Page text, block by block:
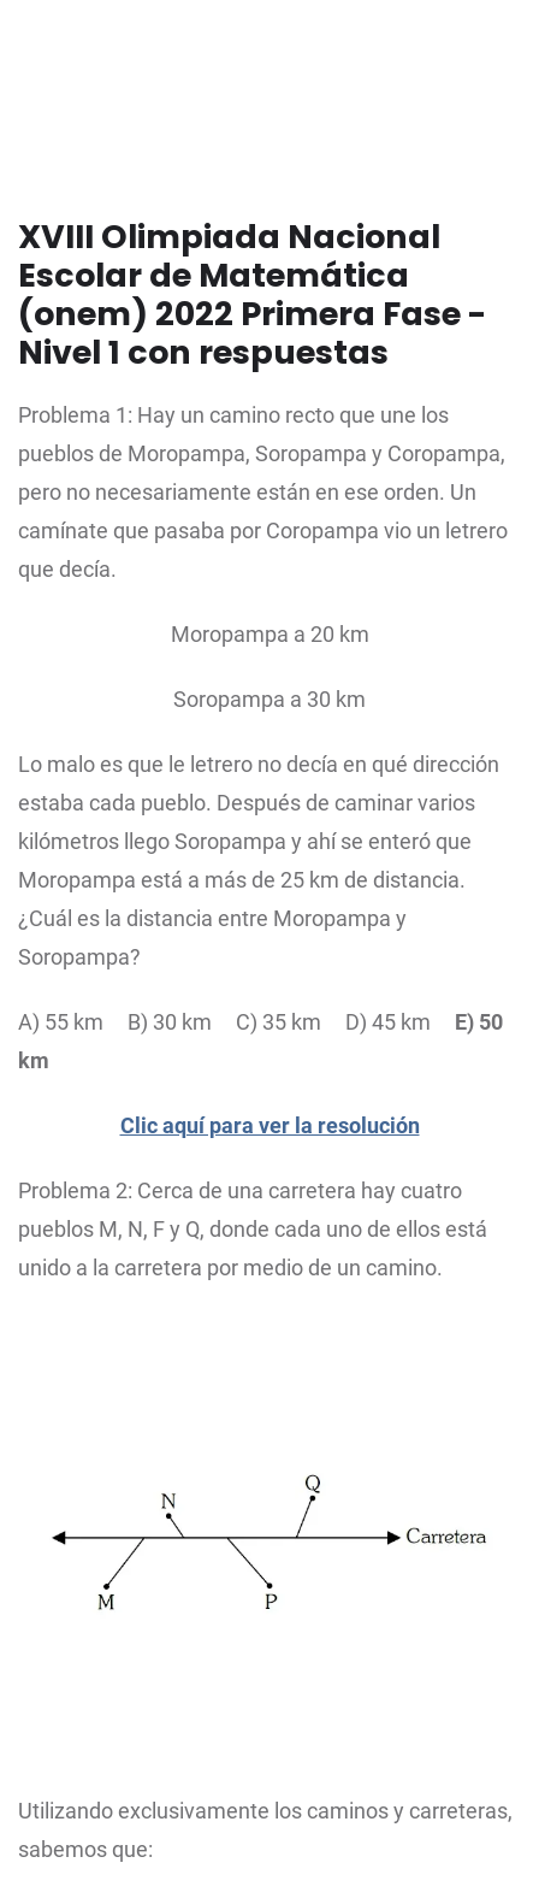
XVIII Olimpiada Nacional
Escolar de Matemática
(onem) 2022 Primera Fase -
Nivel 1 con respuestas
Problema 1: Hay un camino recto que une los
pueblos de Moropampa, Soropampa y Coropampa,
pero no necesariamente están en ese orden. Un
camínate que pasaba por Coropampa vio un letrero
que decía.
Moropampa a 20 km
Soropampa a 30 km
Lo malo es que le letrero no decía en qué dirección
estaba cada pueblo. Después de caminar varios
kilómetros llego Soropampa y ahí se enteró que
Moropampa está a más de 25 km de distancia.
¿Cuál es la distancia entre Moropampa y
Soropampa?
A) 55 km B) 30 km C) 35 km D) 45 km
E) 50
km
Clic aquí para ver la resolución
Problema 2: Cerca de una carretera hay cuatro
pueblos M, N, F y Q, donde cada uno de ellos está
unido a la carretera por medio de un camino.
Utilizando exclusivamente los caminos y carreteras,
sabemos que: